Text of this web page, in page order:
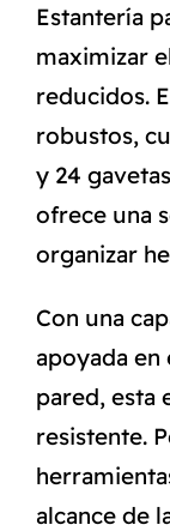
Estantería
maximizar
reducidos.
robustos,
y 24
ofrece una
organizar
Con una
apoyada en
pared, esta
resistente.
alcance de